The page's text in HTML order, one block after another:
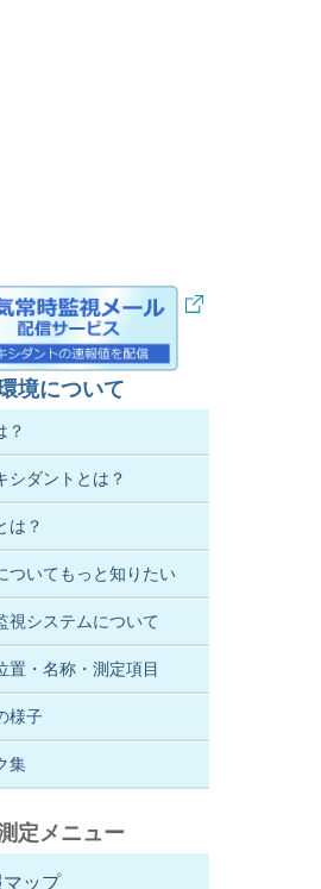
境について
？
シダントとは？
は？
ついてもっと知りたい
視システムについて
置・名称・測定項目
様子
集
定メニュー
ップ